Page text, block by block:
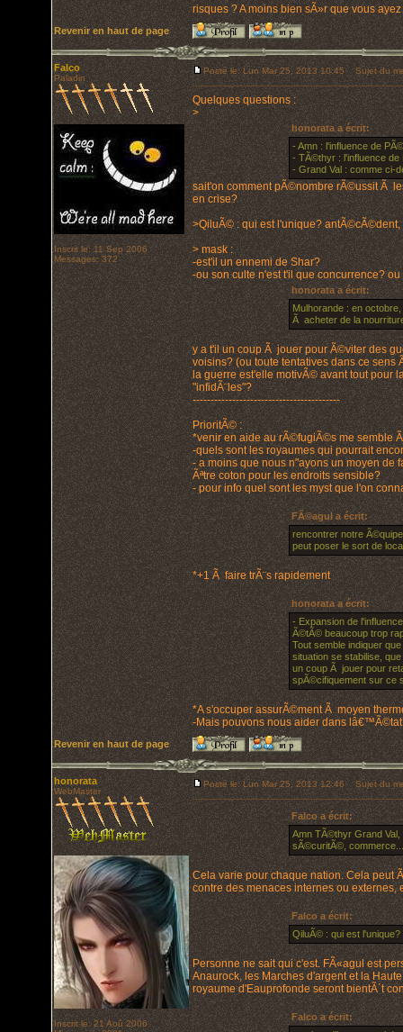
risques ? A moins bien sÃ»r que vous
Revenir en haut de page
Falco
Paladin
Inscrit le: 11 Sep 2006
Messages: 372
Posté le: Lun Mar 25, 2013 10:45 Sujet du
Quelques questions :
>
honorata a écrit:
- Amn : l'influence de
- TÃ©thyr : l'influence
- Grand Val : comme ci-
sait'on comment pÃ©nombre rÃ©ussit Ã
en crise?
>QiluÃ© : qui est l'unique?
> mask :
-est'il un ennemi de Shar?
-ou son culte n'est t'il que concurrence?
honorata a écrit:
Mulhorande : en
Ã acheter de la
y a t'il un coup Ã jouer pour Ã©viter des
voisins? (ou toute tentatives dans ce
la guerre est'elle motivÃ© avant tout pour
"infidÃ¨les"?
-----------------------------------------
PrioritÃ© :
*venir en aide au rÃ©fugiÃ©s me semble
-quels sont les royaumes qui pourrait
- a moins que nous n"ayons un moyen de
Ãªtre coton pour les endroits sensible?
- pour info quel sont les myst que l'on
FÃ©agul a écrit:
rencontrer notre
peut poser le sort de
*+1 Ã faire trÃ¨s rapidement
honorata a écrit:
- Expansion de
Ã©tÃ© beaucoup trop
Tout semble indiquer
situation se stabilise,
un coup Ã jouer pour
spÃ©cifiquement sur ce
*A s'occuper assurÃ©ment Ã moyen
-Mais pouvons nous aider dans
Revenir en haut de page
honorata
WebMaster
Inscrit le: 21 Aoû 2006
Posté le: Lun Mar 25, 2013 12:46 Sujet du
Falco a écrit:
Amn TÃ©thyr Grand
sÃ©curitÃ©,
Cela varie pour chaque nation. Cela peut
contre des menaces internes ou externes,
Falco a écrit:
QiluÃ© : qui est
Personne ne sait qui c'est. FÃ«agul est
Anaurock, les Marches d'argent et la
royaume d'Eauprofonde seront bientÃ´t
Falco a écrit: